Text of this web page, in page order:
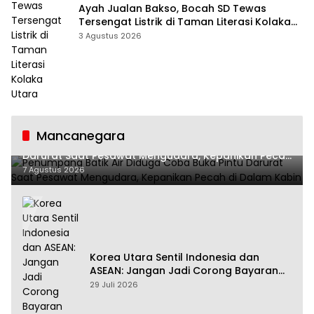
Ayah Jualan Bakso, Bocah SD Tewas
Tersengat Listrik di Taman Literasi Kolaka
Utara
3 Agustus 2026
Mancanegara
Penumpang Batik Air Diduga Coba Buka Pintu
Darurat Saat Pesawat Mengudara, Kepanikan Pecah
di Dalam Kabin
7 Agustus 2026
Korea Utara Sentil Indonesia dan
ASEAN: Jangan Jadi Corong Bayaran
Amerika Serikat
29 Juli 2026